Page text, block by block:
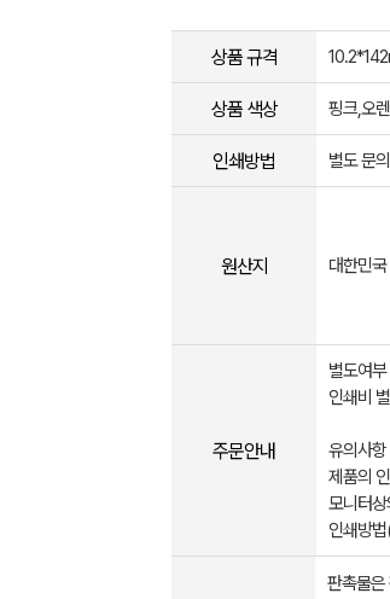
상품 규격
상품 색상 핑크,오
인쇄방법 별도 문의
원산지 대한민국
주문안내
별도여부
인쇄비
유의사항
제품의
모니터
인쇄방
판촉물은